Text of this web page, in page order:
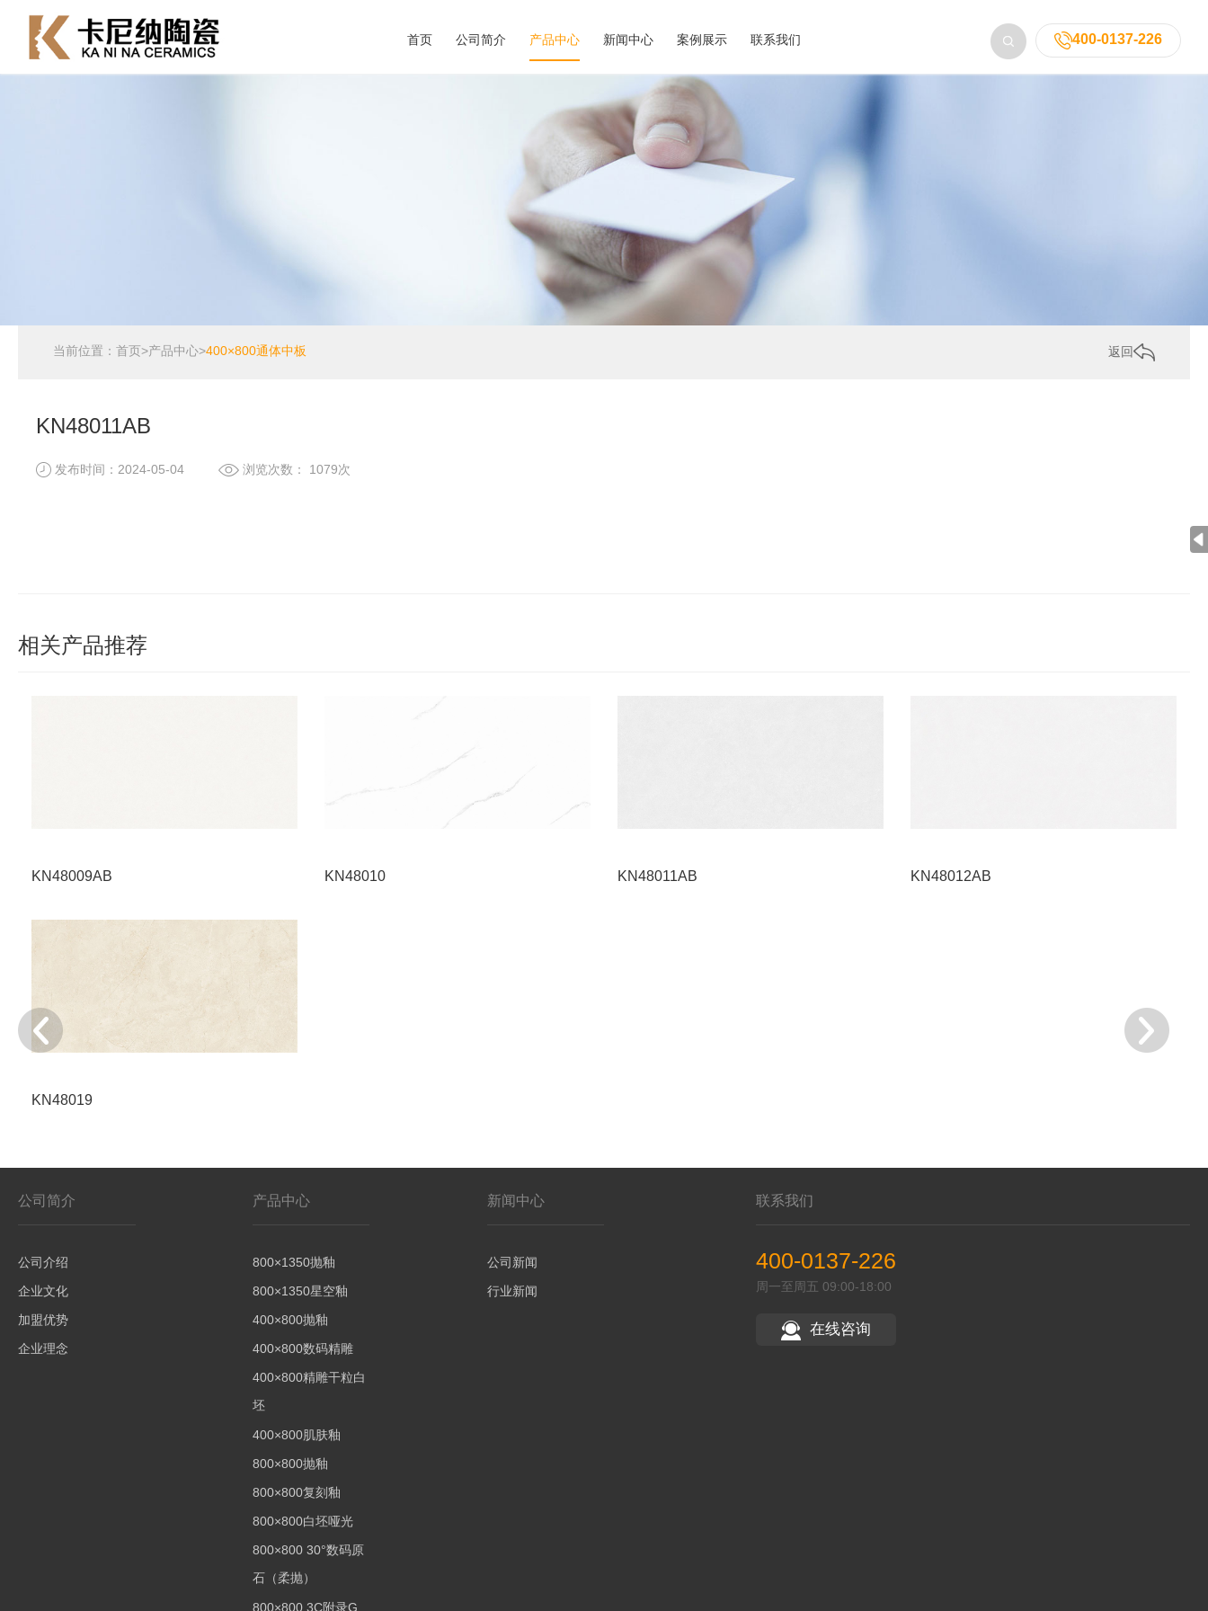
400-0137-226
首页 公司简介 产品中心 新闻中心 案例展示 联系我们
当前位置：首页>产品中心>400×800通体中板 返回
KN48011AB
发布时间：2024-05-04 浏览次数： 1079次
相关产品推荐
KN48009AB KN48010 KN48011AB KN48012AB
KN48019
公司简介
公司介绍
企业文化
加盟优势
企业理念
产品中心
800×1350抛釉
800×1350星空釉
400×800抛釉
400×800数码精雕
400×800精雕干粒白
坯
400×800肌肤釉
800×800抛釉
800×800复刻釉
800×800白坯哑光
800×800 30°数码原
石（柔抛）
800×800 3C附录G
新闻中心
公司新闻
行业新闻
联系我们
400-0137-226
周一至周五 09:00-18:00
在线咨询